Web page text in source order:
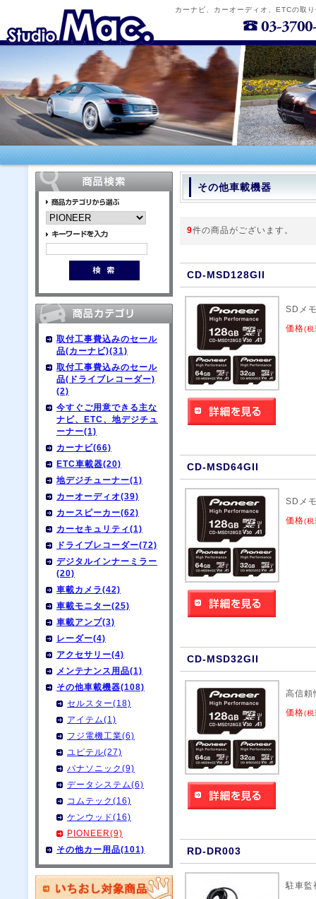
カーナビ、カーオーディオ、ETCの取
取付工事費込みのセール
品(カーナビ)(31)
取付工事費込みのセール
品(ドライブレコーダー)
(2)
今すぐご用意できる主な
ナビ、ETC、地デジチュ
ーナー(1)
カーナビ(66)
ETC車載器(20)
地デジチューナー(1)
カーオーディオ(39)
カースピーカー(62)
カーセキュリティ(1)
ドライブレコーダー(72)
デジタルインナーミラー
(20)
車載カメラ(42)
車載モニター(25)
車載アンプ(3)
レーダー(4)
アクセサリー(4)
メンテナンス用品(1)
その他車載機器(108)
セルスター(18)
アイテム(1)
フジ電機工業(6)
ユピテル(27)
パナソニック(9)
データシステム(6)
コムテック(16)
ケンウッド(16)
PIONEER(9)
その他カー用品(101)
その他車載機器
9件の商品がございます。
CD-MSD128GII
SDメ
価格(税
CD-MSD64GII
SDメ
価格(税
CD-MSD32GII
高信
価格(税
RD-DR003
駐車監